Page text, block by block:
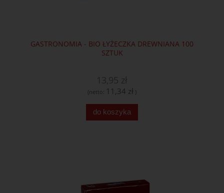
GASTRONOMIA - BIO ŁYŻECZKA DREWNIANA 100
SZTUK
(netto: 11,34 zł )
do koszyka